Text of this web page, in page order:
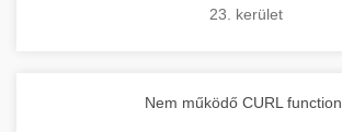
23. kerület
Nem működő CURL function.